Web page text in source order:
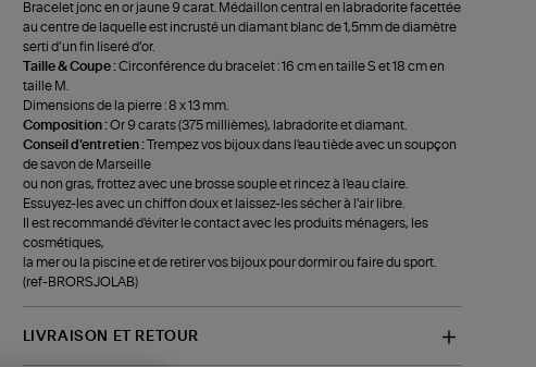
Bracelet jonc en or jaune 9 carat. Médaillon central en labradorite facettée
au centre de laquelle est incrusté un diamant blanc de 1,5mm de diamètre
serti d’un fin liseré d’or.
Taille & Coupe :Circonférence du bracelet : 16 cm en taille S et 18 cm en
taille M.
Dimensions de la pierre : 8 x 13 mm.
Composition :Or 9 carats (375 millièmes), labradorite et diamant.
Conseil d'entretien :
Trempez vos bijoux dans l'eau tiède avec un soupçon
de savon de Marseille
ou non gras, frottez avec une brosse souple et rincez à l'eau claire.
Essuyez-les avec un chiffon doux et laissez-les sécher à l'air libre.
Il est recommandé d'éviter le contact avec les produits ménagers, les
cosmétiques,
la mer ou la piscine et de retirer vos bijoux pour dormir ou faire du sport.
(ref-BRORSJOLAB)
LIVRAISON ET RETOUR